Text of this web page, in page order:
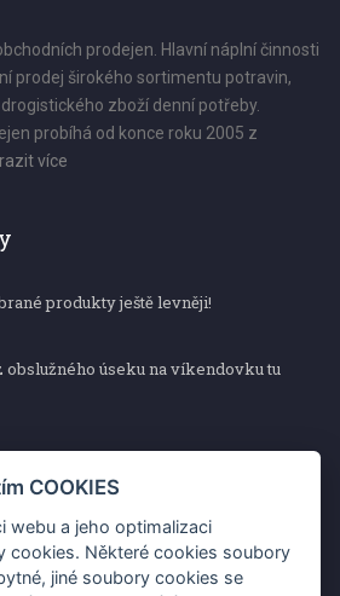
prodejen. Hlavní náplní činnosti
prodej širokého sortimentu potravin,
zboží denní potřeby.
probíhá od konce roku 2005 z
více
produkty ještě levněji!
úseku na víkendovku tu
úseku na víkendovku tu
vyhraj s naCOOPkou sekerku Fiskars
COOKIES
webu a jeho optimalizaci
cookies. Některé cookies soubory
jiné soubory cookies se